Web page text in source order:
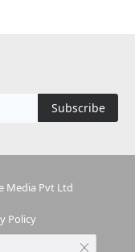
Subscribe
Media Pvt Ltd
Policy